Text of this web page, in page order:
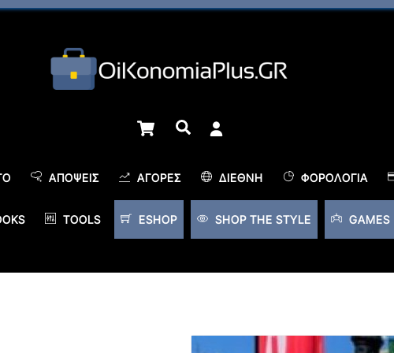
Cart Αναζήτηση
ΑΠΌΨΕΙΣ ΑΓΟΡΈΣ ΔΙΕΘΝΉ ΦΟΡΟΛΟΓΊΑ
TOOLS ESHOP SHOP THE STYLE GAMES